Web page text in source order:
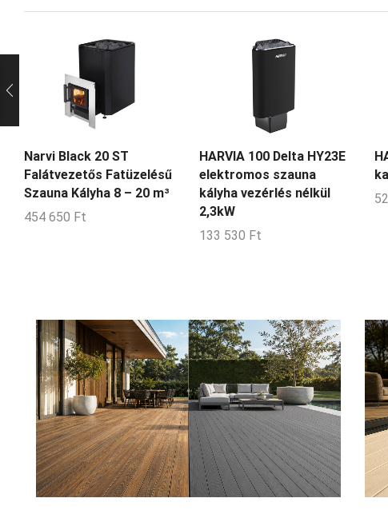
Narvi Black 20 ST
Falátvezetős Fatüzelésű
Szauna Kályha 8 – 20 m³
454 650 Ft
HARVIA 100 Delta HY23E
elektromos szauna
kályha vezérlés nélkül
2,3kW
133 530 Ft